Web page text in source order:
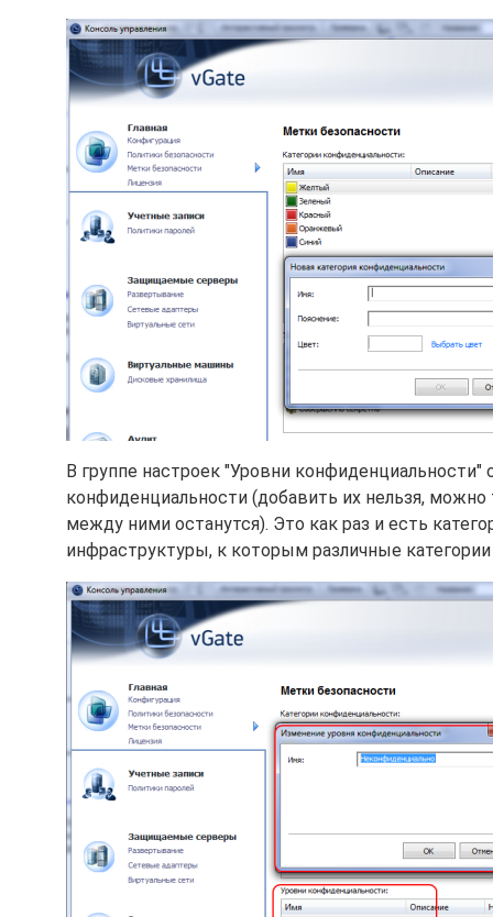
В группе настроек "Уровни
конфиденциальности (добавить их нельзя,
между ними останутся). Это как раз и есть
инфраструктуры, к которым различные